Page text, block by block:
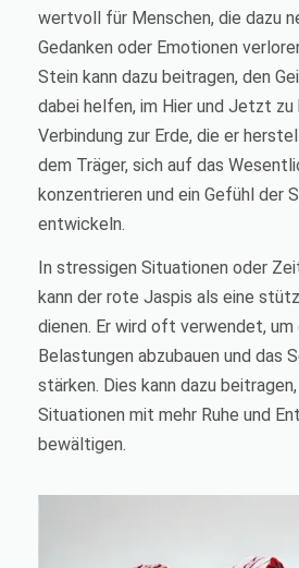
wertvoll für Menschen, die dazu
Gedanken oder Emotionen
Stein kann dazu beitragen, den
dabei helfen, im Hier und Jetzt zu
Verbindung zur Erde, die er
dem Träger, sich auf das
konzentrieren und ein Gefühl der
entwickeln.
In stressigen Situationen oder
kann der rote Jaspis als eine
dienen. Er wird oft verwendet,
Belastungen abzubauen und das
stärken. Dies kann dazu
Situationen mit mehr Ruhe und
bewältigen.